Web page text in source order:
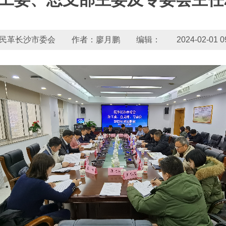
民革长沙市委会 作者：廖月鹏 编辑： 2024-02-01